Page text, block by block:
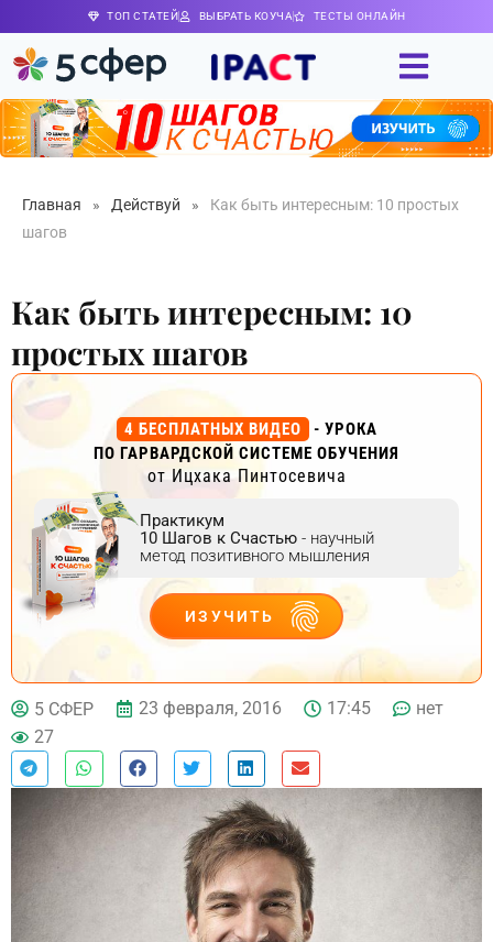
ТОП СТАТЕЙ ВЫБРАТЬ КОУЧА ТЕСТЫ ОНЛАЙН
Главная » Действуй »
Как быть интересным: 10 простых
шагов
Как быть интересным: 10
простых шагов
4 БЕСПЛАТНЫХ ВИДЕО
- УРОКА
ПО ГАРВАРДСКОЙ СИСТЕМЕ ОБУЧЕНИЯ
от Ицхака Пинтосевича
Практикум
10 Шагов к Счастью - научный
метод позитивного мышления
ИЗУЧИТЬ
ДЕЙСТВУЙ
5 СФЕР 23 февраля, 2016 17:45
нет
27